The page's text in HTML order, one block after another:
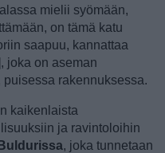
mielii syömään,
on tämä katu
saapuu, kannattaa
joka on aseman
rakennuksessa.
kaikenlaista
ja ravintoloihin
Buldurissa, joka tunnetaan